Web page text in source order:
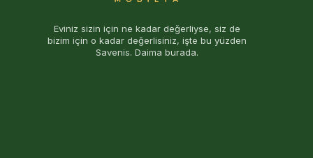
Eviniz sizin için ne kadar değerliyse, siz de
bizim için o kadar değerlisiniz, işte bu yüzden
Savenis. Daima burada.